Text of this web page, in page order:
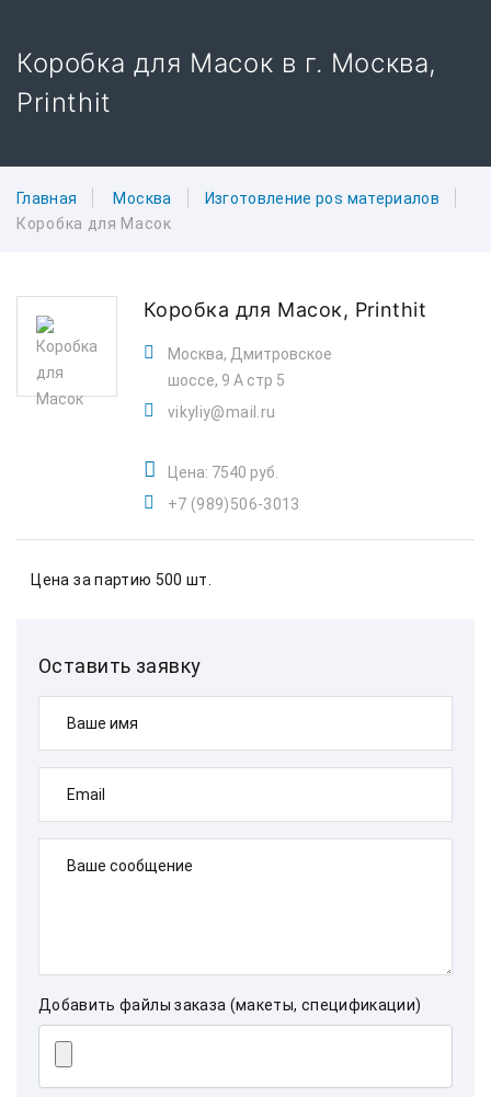
Коробка для Масок в г. Москва,
Printhit
Главная Москва
Изготовление pos материалов
Коробка для Масок
Коробка для Масок, Printhit
Москва, Дмитровское
шоссе, 9 А стр 5
vikyliy@mail.ru
Цена: 7540 руб.
+7 (989)506-3013
    Цена за партию 500 шт.
Оставить заявку
Ваше имя
Email
Ваше сообщение
Добавить файлы заказа (макеты, спецификации)